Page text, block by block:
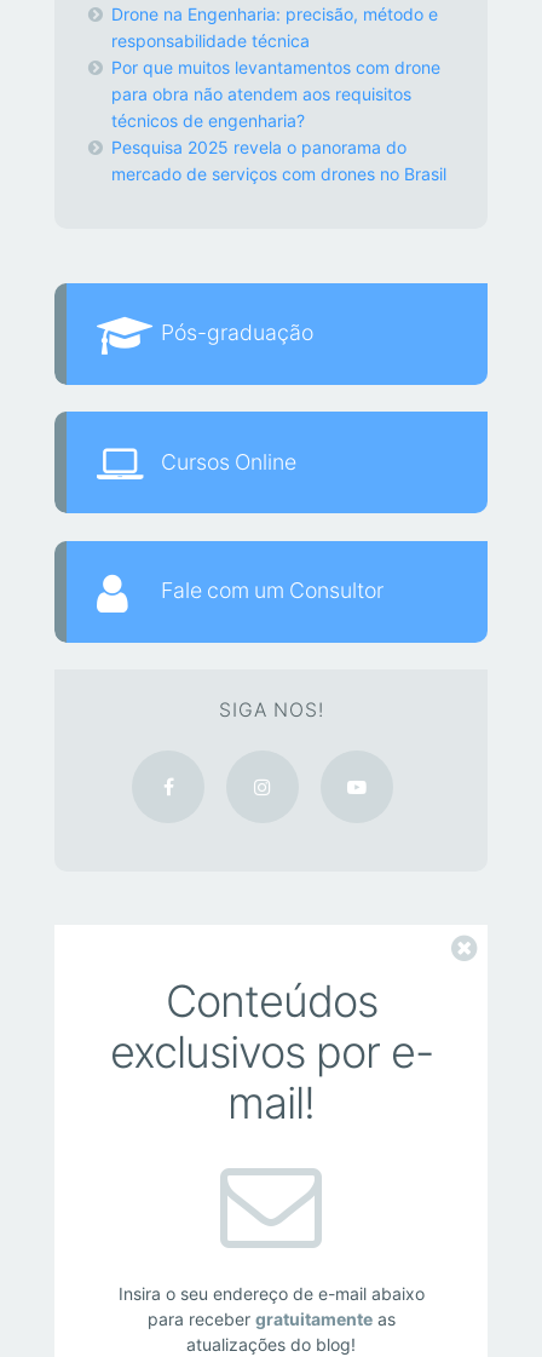
Drone na Engenharia: precisão, método e
responsabilidade técnica
Por que muitos levantamentos com drone
para obra não atendem aos requisitos
técnicos de engenharia?
Pesquisa 2025 revela o panorama do
mercado de serviços com drones no Brasil
Pós-graduação
Cursos Online
Fale com um Consultor
SIGA NOS!
Conteúdos
exclusivos por e-
mail!
Insira o seu endereço de e-mail abaixo
para receber gratuitamenteas
atualizações do blog!